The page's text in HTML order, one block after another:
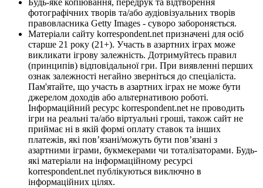
Будь-яке копіювання, передрук та відтворення
фотографічних творів та/або аудіовізуальних творів
правовласника Getty Images - суворо забороняється.
Матеріали сайту korrespondent.net призначені для осіб
старше 21 року (21+). Участь в азартних іграх може
викликати ігрову залежність. Дотримуйтесь правил
(принципів) відповідальної гри. При виявленні перших
ознак залежності негайно зверніться до спеціаліста.
Пам'ятайте, що участь в азартних іграх не може бути
джерелом доходів або альтернативою роботі.
Інформаційний ресурс korrespondent.net не проводить
ігри на реальні та/або віртуальні гроші, також сайт не
приймає ні в якій формі оплату ставок та інших
платежів, які пов’язані/можуть бути пов’язані з
азартними іграми, букмекерами чи тоталізаторами. Будь-
які матеріали на інформаційному ресурсі
korrespondent.net публікуються виключно в
інформаційних цілях.